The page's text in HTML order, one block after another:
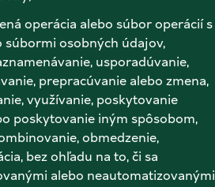
operácia alebo súbor operácií s
súbormi osobných údajov,
usporadúvanie,
prepracúvanie alebo zmena,
využívanie, poskytovanie
poskytovanie iným spôsobom,
obmedzenie,
bez ohľadu na to, či sa
alebo neautomatizovanými